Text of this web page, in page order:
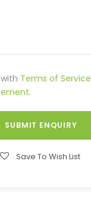
Terms of Service
.
Save To Wish List